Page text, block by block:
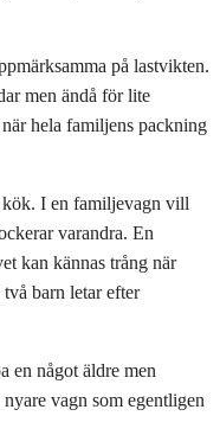
på lastvikten.
men ändå för lite
hela familjens packning
kök. I en familjevagn vill
varandra. En
kan kännas trång när
barn letar efter
en något äldre men
vagn som egentligen